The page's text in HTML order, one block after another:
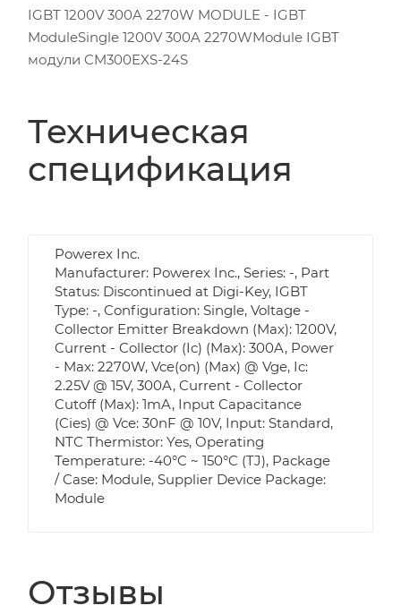
IGBT 1200V 300A 2270W MODULE - IGBT
ModuleSingle 1200V 300A 2270WModule IGBT
модули CM300EXS-24S
Техническая
спецификация
Powerex Inc.
Manufacturer: Powerex Inc., Series: -, Part
Status: Discontinued at Digi-Key, IGBT
Type: -, Configuration: Single, Voltage -
Collector Emitter Breakdown (Max): 1200V,
Current - Collector (Ic) (Max): 300A, Power
- Max: 2270W, Vce(on) (Max) @ Vge, Ic:
2.25V @ 15V, 300A, Current - Collector
Cutoff (Max): 1mA, Input Capacitance
(Cies) @ Vce: 30nF @ 10V, Input: Standard,
NTC Thermistor: Yes, Operating
Temperature: -40°C ~ 150°C (TJ), Package
/ Case: Module, Supplier Device Package:
Module
Отзывы